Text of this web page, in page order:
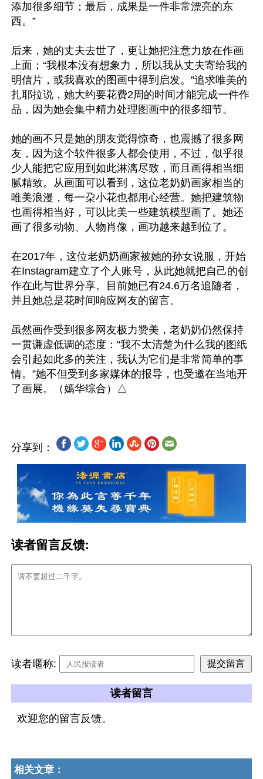
添加很多细节；最后，成果是一件非常漂亮的东
西。”
后来，她的丈夫去世了，更让她把注意力放在作画
上面；“我根本没有想象力，所以我从丈夫寄给我的
明信片，或我喜欢的图画中得到启发。”追求唯美的
扎耶拉说，她大约要花费2周的时间才能完成一件作
品，因为她会集中精力处理图画中的很多细节。
她的画不只是她的朋友觉得惊奇，也震撼了很多网
友，因为这个软件很多人都会使用，不过，似乎很
少人能把它应用到如此淋漓尽致，而且画得相当细
腻精致。从画面可以看到，这位老奶奶画家相当的
唯美浪漫，每一朶小花也都用心经营。她把建筑物
也画得相当好，可以比美一些建筑模型画了。她还
画了很多动物、人物肖像，画功越来越到位了。
在2017年，这位老奶奶画家被她的孙女说服，开始
在Instagram建立了个人账号，从此她就把自己的创
作在此与世界分享。目前她已有24.6万名追随者，
并且她总是花时间响应网友的留言。
虽然画作受到很多网友极力赞美，老奶奶仍然保持
一贯谦虚低调的态度：“我不太清楚为什么我的图纸
会引起如此多的关注，我认为它们是非常简单的事
情。”她不但受到多家媒体的报导，也受邀在当地开
分享到：
读者留言反馈:
读者暱称:
读者留言
欢迎您的留言反馈。
相关文章：